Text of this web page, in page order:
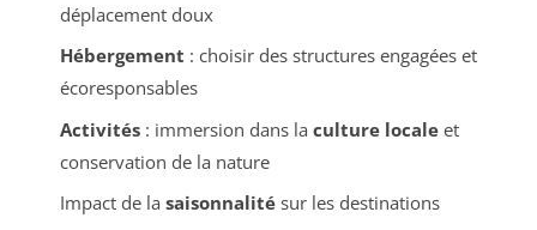
déplacement doux
Hébergement : choisir des structures engagées et
écoresponsables
Activités: immersion dans la culture localeet
conservation de la nature
Impact de la saisonnalitésur les destinations